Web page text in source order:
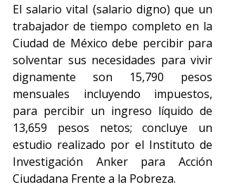
El salario vital (salario digno) que un
trabajador de tiempo completo en la
Ciudad de México debe percibir para
solventar sus necesidades para vivir
dignamente son 15,790 pesos
mensuales incluyendo impuestos,
para percibir un ingreso líquido de
13,659 pesos netos; concluye un
estudio realizado por el Instituto de
Investigación Anker para Acción
Ciudadana Frente a la Pobreza.